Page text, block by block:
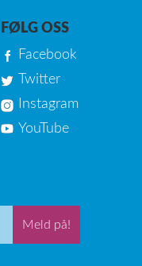
FØLG OSS
Facebook
Twitter
Instagram
YouTube
Meld på!